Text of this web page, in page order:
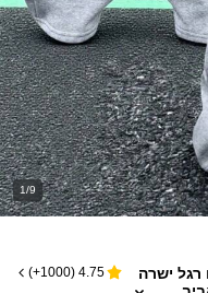
1/9
רגל ישרה
4.75
(
1000+
)